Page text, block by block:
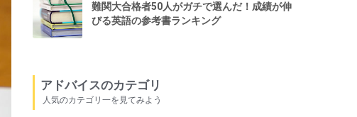
難関大合格者50人がガチで選んだ！成績が伸
びる英語の参考書ランキング
アドバイスのカテゴリ
人気のカテゴリ一を見てみよう